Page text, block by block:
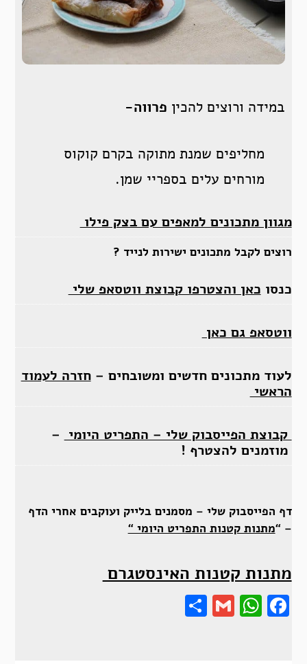
במידה ורוצים להכין פרווה-
מחליפים שמנת מתוקה בקרם קוקוס
מורחים עלים בספריי שמן.
מגוון מתכונים למאפים עם בצק פילו
רוצים לקבל מתכונים ישירות לנייד ?
כנסו כאן והצטרפו קבוצת ווטסאפ שלי
ווטסאפ גם כאן
לעוד מתכונים חדשים ומשובחים –חזרה לעמוד
הראשי
קבוצת הפייסבוק שלי – התפריט היומי–
מוזמנים להצטרף !
דף הפייסבוק שלי – מסמנים בלייק ועוקבים אחרי הדף
– “מתנות קטנות התפריט היומי “
מתנות קטנות האינסטגרם
Gmail
Share